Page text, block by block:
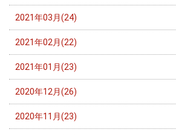
2021年03月(24)
2021年02月(22)
2021年01月(23)
2020年12月(26)
2020年11月(23)